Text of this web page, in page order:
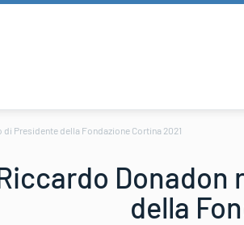
Presidente della Fondazione Cortina 2021
della